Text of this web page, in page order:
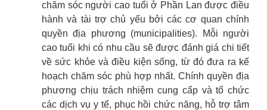
chăm sóc người cao tuổi ở Phần Lan được điều
hành và tài trợ chủ yếu bởi các cơ quan chính
quyền địa phương (municipalities). Mỗi người
cao tuổi khi có nhu cầu sẽ được đánh giá chi tiết
về sức khỏe và điều kiện sống, từ đó đưa ra kế
hoạch chăm sóc phù hợp nhất. Chính quyền địa
phương chịu trách nhiệm cung cấp và tổ chức
các dịch vụ y tế, phục hồi chức năng, hỗ trợ tâm